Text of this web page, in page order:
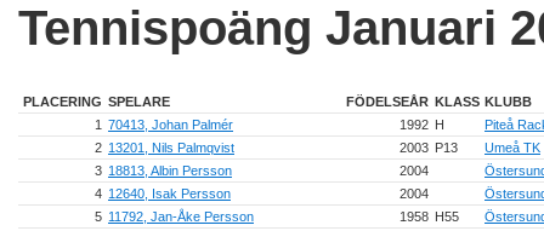
Tennispoäng Januari
PLACERING SPELARE FÖDELSEÅR KLASS KLUBB
1 70413, Johan Palmér 1992 H
Piteå
2 13201, Nils Palmqvist 2003 P13
Umeå TK
3 18813, Albin Persson 2004
4 12640, Isak Persson 2004
5 11792, Jan-Åke Persson 1958 H55